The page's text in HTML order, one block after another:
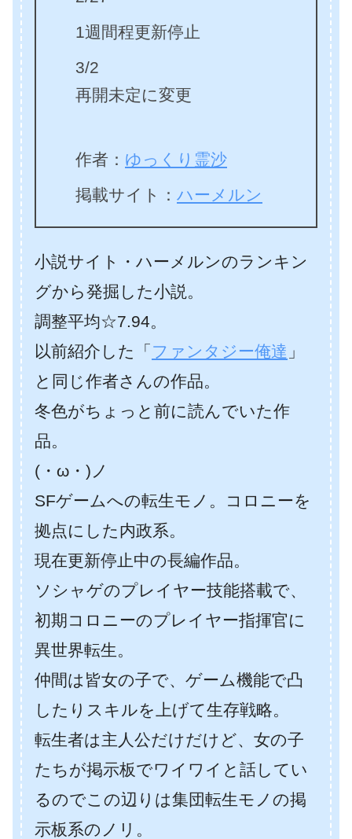
1週間程更新停止
3/2
再開未定に変更
作者： ゆっくり霊沙
掲載サイト： ハーメルン
小説サイト・ハーメルンのランキン
グから発掘した小説。
調整平均☆7.94。
以前紹介した「 ファンタジー俺達 」
と同じ作者さんの作品。
冬色がちょっと前に読んでいた作
品。
(・ω・)ノ
SFゲームへの転生モノ。コロニーを
拠点にした内政系。
現在更新停止中の長編作品。
ソシャゲのプレイヤー技能搭載で、
初期コロニーのプレイヤー指揮官に
異世界転生。
仲間は皆女の子で、ゲーム機能で凸
したりスキルを上げて生存戦略。
転生者は主人公だけだけど、女の子
たちが掲示板でワイワイと話してい
るのでこの辺りは集団転生モノの掲
示板系のノリ。